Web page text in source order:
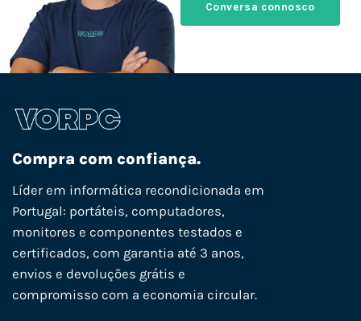
Conversa connosco
Compra com confiança.
Líder em informática recondicionada em
Portugal: portáteis, computadores,
monitores e componentes testados e
certificados, com garantia até 3 anos,
envios e devoluções grátis e
compromisso com a economia circular.